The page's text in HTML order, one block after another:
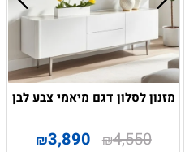
מזנון לסלון דגם מיאמי צבע לבן
₪4,550
₪3,890